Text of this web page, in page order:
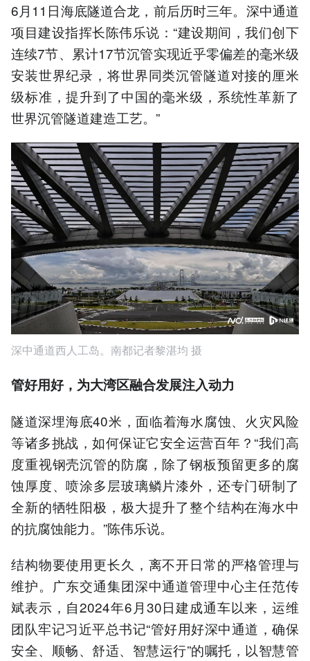
6月11日海底隧道合龙，前后历时三年。深中通道
项目建设指挥长陈伟乐说：“建设期间，我们创下
连续7节、累计17节沉管实现近乎零偏差的毫米级
安装世界纪录，将世界同类沉管隧道对接的厘米
级标准，提升到了中国的毫米级，系统性革新了
世界沉管隧道建造工艺。”
深中通道西人工岛。南都记者黎湛均 摄
管好用好， 为大湾区融合发展注入动力
隧道深埋海底40米，面临着海水腐蚀、火灾风险
等诸多挑战，如何保证它安全运营百年？“我们高
度重视钢壳沉管的防腐，除了钢板预留更多的腐
蚀厚度、喷涂多层玻璃鳞片漆外，还专门研制了
全新的牺牲阳极，极大提升了整个结构在海水中
的抗腐蚀能力。”陈伟乐说。
结构物要使用更长久，离不开日常的严格管理与
维护。广东交通集团深中通道管理中心主任范传
斌表示，自2024年6月30日建成通车以来，运维
团队牢记习近平总书记“管好用好深中通道，确保
安全、顺畅、舒适、智慧运行”的嘱托，以智慧管